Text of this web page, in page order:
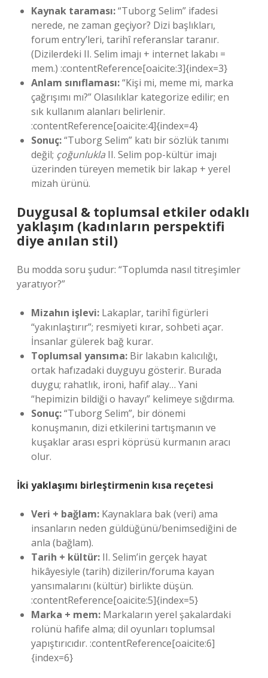
Kaynak taraması:“Tuborg Selim” ifadesi
nerede, ne zaman geçiyor? Dizi başlıkları,
forum entry’leri, tarihî referanslar taranır.
(Dizilerdeki II. Selim imajı + internet lakabı =
mem.) :contentReference[oaicite:3]{index=3}
Anlam sınıflaması:“Kişi mi, meme mi, marka
çağrışımı mı?” Olasılıklar kategorize edilir; en
sık kullanım alanları belirlenir.
:contentReference[oaicite:4]{index=4}
Sonuç:“Tuborg Selim” katı bir sözlük tanımı
değil; çoğunlukla II. Selim pop-kültür imajı
üzerinden türeyen memetik bir lakap + yerel
mizah ürünü.
Duygusal & toplumsal etkiler odaklı
yaklaşım (kadınların perspektifi
diye anılan stil)
Bu modda soru şudur: “Toplumda nasıl titreşimler
yaratıyor?”
Mizahın işlevi: Lakaplar, tarihî figürleri
“yakınlaştırır”; resmiyeti kırar, sohbeti açar.
İnsanlar gülerek bağ kurar.
Toplumsal yansıma: Bir lakabın kalıcılığı,
ortak hafızadaki duyguyu gösterir. Burada
duygu; rahatlık, ironi, hafif alay… Yani
“hepimizin bildiği o havayı” kelimeye sığdırma.
Sonuç:“Tuborg Selim”, bir dönemi
konuşmanın, dizi etkilerini tartışmanın ve
kuşaklar arası espri köprüsü kurmanın aracı
olur.
İki yaklaşımı birleştirmenin kısa reçetesi
Veri + bağlam: Kaynaklara bak (veri) ama
insanların neden güldüğünü/benimsediğini de
anla (bağlam).
Tarih + kültür: II. Selim’in gerçek hayat
hikâyesiyle (tarih) dizilerin/foruma kayan
yansımalarını (kültür) birlikte düşün.
:contentReference[oaicite:5]{index=5}
Marka + mem: Markaların yerel şakalardaki
rolünü hafife alma; dil oyunları toplumsal
yapıştırıcıdır. :contentReference[oaicite:6]
{index=6}